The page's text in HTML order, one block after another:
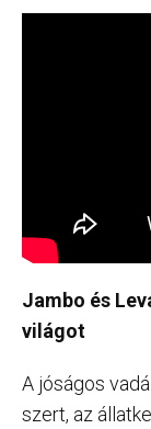
Jambo és
világot
A jóságos
szert, az